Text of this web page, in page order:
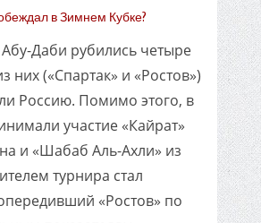
в Зимнем Кубке?
Абу-Даби рубились четыре
них («Спартак» и «Ростов»)
Россию. Помимо этого, в
участие «Кайрат»
и «Шабаб Аль-Ахли» из
турнира стал
«Ростов» по